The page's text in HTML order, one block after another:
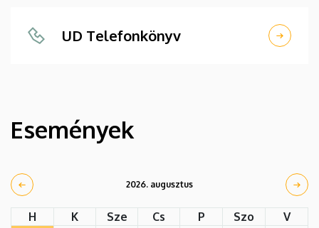
UD Telefonkönyv
Események
2026. augusztus
H K Sze Cs P Szo V